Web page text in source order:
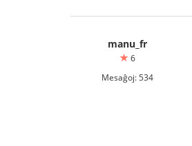
manu_fr
6
Mesaĝoj: 534